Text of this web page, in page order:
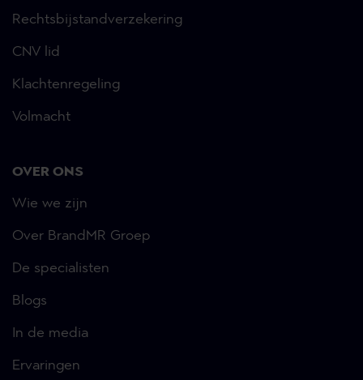
Rechtsbijstandverzekering
CNV lid
Klachtenregeling
Volmacht
OVER ONS
Wie we zijn
Over BrandMR Groep
De specialisten
Blogs
In de media
Ervaringen